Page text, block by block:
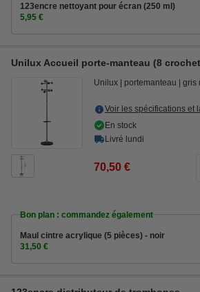
123encre nettoyant pour écran (250 ml)
5,95 €
Unilux Accueil porte-manteau (8
Unilux portemanteau gris
Voir les spécifications et
En stock
Livré lundi
70,50 €
Bon plan : commandez également
Maul cintre acrylique (5 pièces) - noir
31,50 €